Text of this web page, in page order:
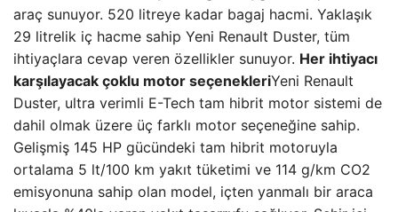
araç sunuyor. 520 litreye kadar bagaj hacmi. Yaklaşık
29 litrelik iç hacme sahip Yeni Renault Duster, tüm
ihtiyaçlara cevap veren özellikler sunuyor. Her ihtiyacı
karşılayacak çoklu motor seçenekleriYeni Renault
Duster, ultra verimli E-Tech tam hibrit motor sistemi de
dahil olmak üzere üç farklı motor seçeneğine sahip.
Gelişmiş 145 HP gücündeki tam hibrit motoruyla
ortalama 5 lt/100 km yakıt tüketimi ve 114 g/km CO2
emisyonuna sahip olan model, içten yanmalı bir araca